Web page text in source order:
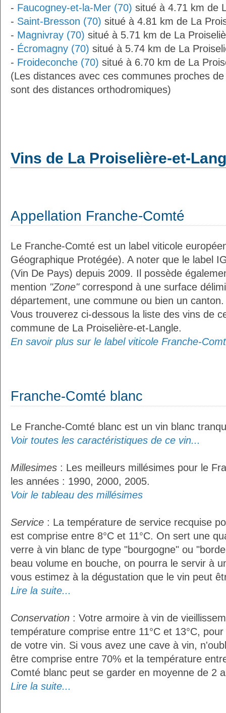
- Faucogney-et-la-Mer (70) situé à 4.71 km de
- Saint-Bresson (70) situé à 4.81 km de La
- Magnivray (70) situé à 5.71 km de La
- Écromagny (70) situé à 5.74 km de La
- Froideconche (70) situé à 6.70 km de La
(Les distances avec ces communes proches
sont des distances orthodromiques)
Vins de La Proiselière-et-
Appellation Franche-Comté
Le Franche-Comté est un label viticole
Géographique Protégée). A noter que le label
(Vin De Pays) depuis 2009. Il possède
mention "Zone"correspond à une surface
département, une commune ou bien un canton.
Vous trouverez ci-dessous la liste des vins de
commune de La Proiselière-et-Langle.
En savoir plus sur le label viticole Franche-
Franche-Comté blanc
Le Franche-Comté blanc est un vin blanc
Voir toutes les caractéristiques de ce vin...
Millesimes : Les meilleurs millésimes pour le
les années : 1990, 2000, 2005.
Voir le tableau des millésimes
Service : La température de service recquise
est comprise entre 8°C et 11°C. On sert une
verre à vin blanc de type "bourgogne" ou
beau volume en bouche, on pourra le servir à
vous estimez à la dégustation que le vin peut
Lire la suite...
Conservation : Votre armoire à vin de
température comprise entre 11°C et 13°C,
de votre vin. Si vous avez une cave à vin,
être comprise entre 70% et la température
Comté blanc peut se garder en moyenne de 2
Lire la suite...